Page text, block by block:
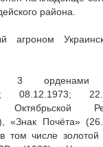
района.
агроном
3 орденами
08.12.1973;
Октябрьской
«Знак Почёта»
том числе